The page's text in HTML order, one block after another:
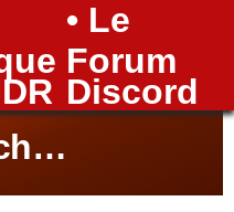
• Le
Forum
Discord
Rechercher